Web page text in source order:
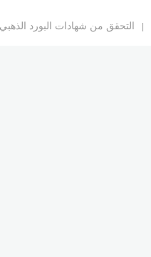
التحقق من شهادات البورد